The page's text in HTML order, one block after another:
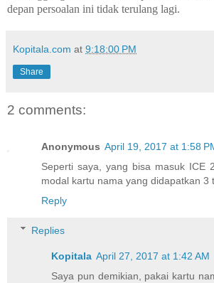
depan persoalan ini tidak terulang lagi.
Kopitala.com at 9:18:00 PM
Share
2 comments:
Anonymous April 19, 2017 at 1:58
Seperti saya, yang bisa masuk ICE
modal kartu nama yang didapatkan 3
Reply
Replies
Kopitala April 27, 2017 at 1:42 AM
Saya pun demikian, pakai kartu